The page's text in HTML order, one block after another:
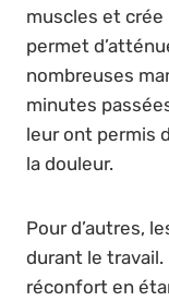
muscles et
permet
nombreuses
minutes
leur ont permis
la douleur.
Pour d’autres,
durant le
réconfort en